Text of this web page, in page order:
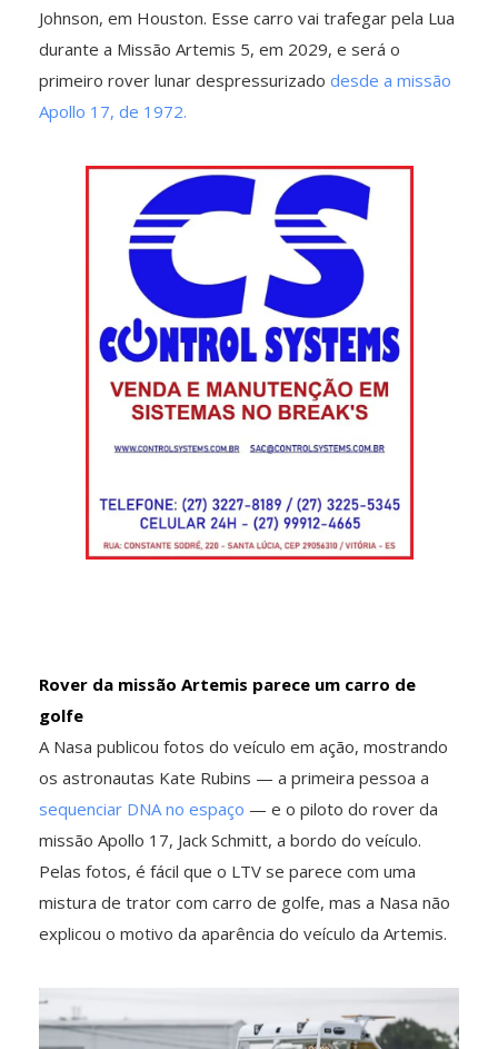
Johnson, em Houston. Esse carro vai trafegar pela Lua
durante a Missão Artemis 5, em 2029, e será o
primeiro rover lunar despressurizado desde a missão
Apollo 17, de 1972.
Rover da missão Artemis parece um carro de
golfe
A Nasa publicou fotos do veículo em ação, mostrando
os astronautas Kate Rubins — a primeira pessoa a
sequenciar DNA no espaço — e o piloto do rover da
missão Apollo 17, Jack Schmitt, a bordo do veículo.
Pelas fotos, é fácil que o LTV se parece com uma
mistura de trator com carro de golfe, mas a Nasa não
explicou o motivo da aparência do veículo da Artemis.